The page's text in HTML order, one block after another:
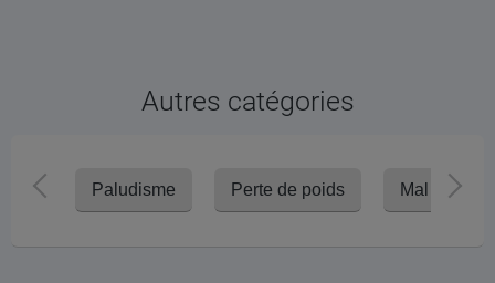
Autres catégories
Paludisme Perte de poids Mal